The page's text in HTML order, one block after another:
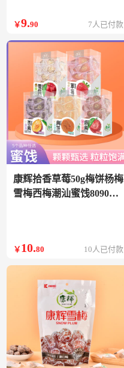
￥9.90 7人已付款
康辉拾香草莓50g梅饼杨梅
雪梅西梅潮汕蜜饯8090后
￥ 10.80 10人已付款